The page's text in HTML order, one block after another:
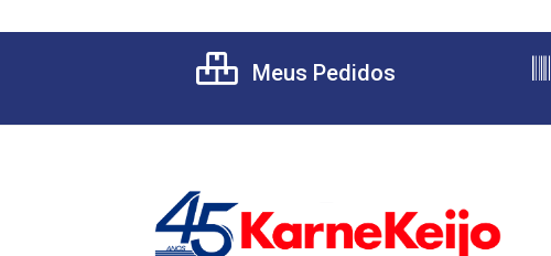
Meus Pedidos